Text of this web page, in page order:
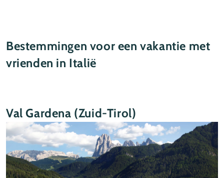
Bestemmingen voor een vakantie met
vrienden in Italië
Val Gardena (Zuid-Tirol)